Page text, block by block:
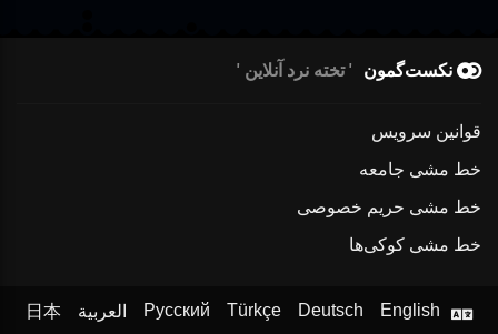
نکست‌گمون تخته نرد آنلاین
قوانین سرویس
خط مشی جامعه
خط مشی حریم خصوصی
خط مشی کوکی‌ها
English
Deutsch
Türkçe
Русский العربية 日本